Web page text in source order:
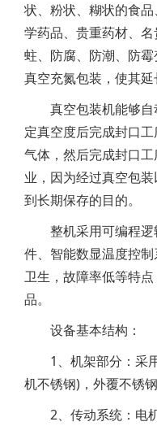
状、粉状、糊状的食
学药品、贵重药材、
蛀、防腐、防潮、防
真空充氮包装，使其延
真空包装机能够自
定真空度后完成封口
气体，然后完成封口
业，因为经过真空包
到长期保存的目的。
整机采用可编程逻
件、智能数显温度控
卫生，故障率低等特
品。
设备基本结构：
1、机架部分：采用
机不锈钢)，外覆不锈
2、传动系统：电机